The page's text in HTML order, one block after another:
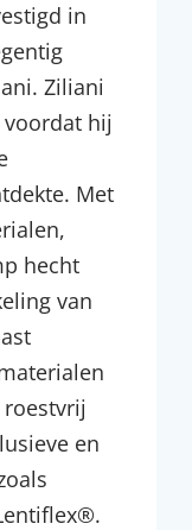
in
Ziliani
hij
Met
hecht
van
en